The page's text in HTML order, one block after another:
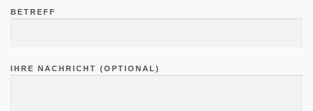
BETREFF
IHRE NACHRICHT (OPTIONAL)